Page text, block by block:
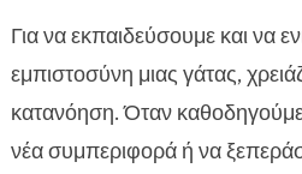
Για να εκπαιδεύσουμε και να
εμπιστοσύνη μιας γάτας,
κατανόηση. Όταν καθοδηγούμε
νέα συμπεριφορά ή να